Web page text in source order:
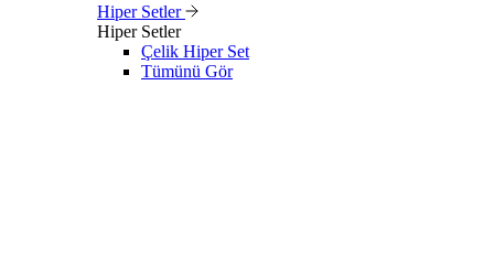
Hiper Setler
Hiper Setler
Çelik Hiper Set
Tümünü Gör